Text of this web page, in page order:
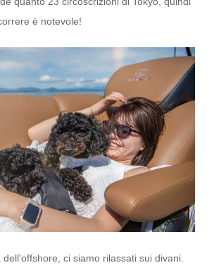
è notevole!
ci siamo rilassati sui divani.